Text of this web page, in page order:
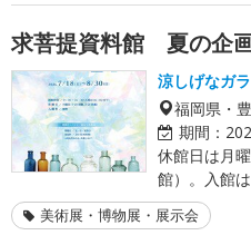
求菩提資料館 夏の企
涼しげなガ
福岡県・
期間：
休館日は月
館）。入館は
美術展・博物展・展示会